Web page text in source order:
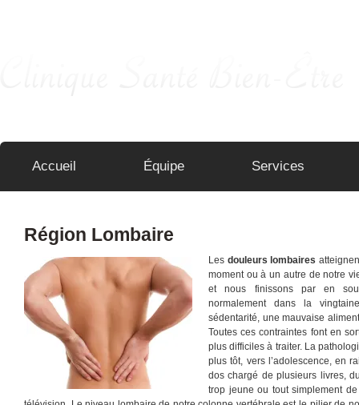
Accueil Équipe Services
Région Lombaire
Les douleurs lombaires
moment ou à un autre de notre
et nous finissons par en
normalement dans la
sédentarité, une mauvaise
Toutes ces contraintes font en
plus difficiles à traiter. La
plus tôt, vers l’adolescence, en
dos chargé de plusieurs livres,
trop jeune ou tout simplement